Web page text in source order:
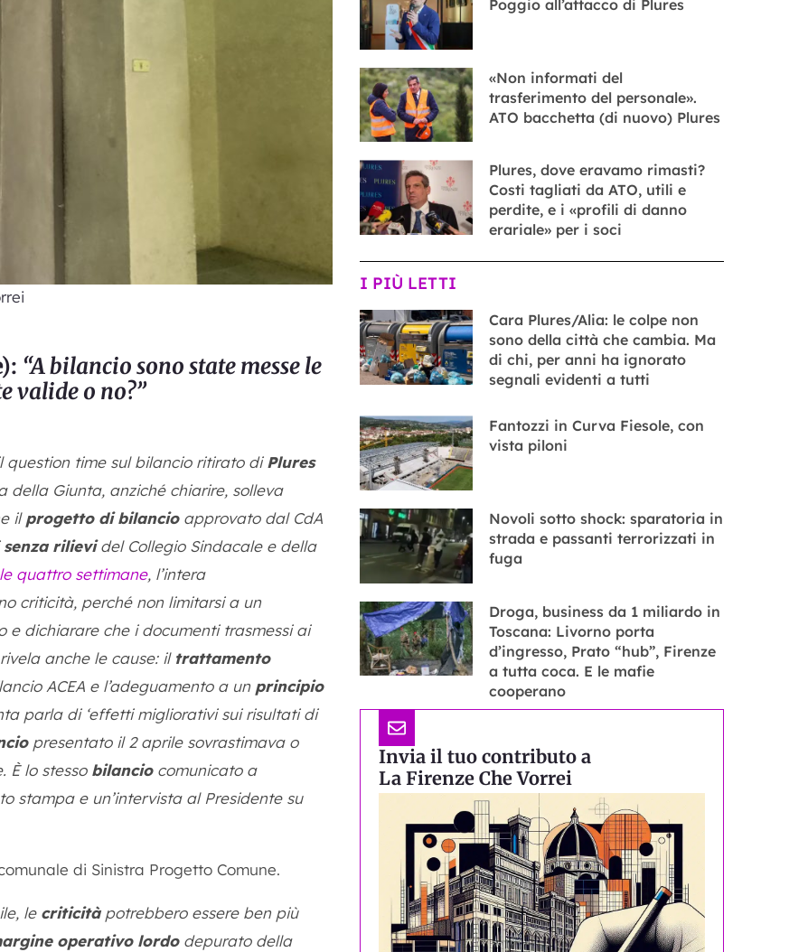
“A bilancio sono state messe le
valide o no?”
time sul bilancio ritirato diPlures
della Giunta, anziché chiarire, solleva
ilprogetto di bilancioapprovato dal CdA
senza rilievidel Collegio Sindacale e della
quattro settimane, l’intera
criticità, perché non limitarsi a un
e dichiarare che i documenti trasmessi ai
anche le cause: il trattamento
ACEA e l’adeguamento a un principio
parla di ‘effetti migliorativi sui risultati di
presentato il 2 aprile sovrastimava o
È lo stesso bilanciocomunicato a
stampa e un’intervista al Presidente su
di Sinistra Progetto Comune.
le criticitàpotrebbero essere ben più
operativo lordodepurato della
Poggio all’attacco di Plures
«Non informati del
trasferimento del personale».
ATO bacchetta (di nuovo) Plures
Plures, dove eravamo rimasti?
Costi tagliati da ATO, utili e
perdite, e i «profili di danno
erariale» per i soci
I PIÙ LETTI
Cara Plures/Alia: le colpe non
sono della città che cambia. Ma
di chi, per anni ha ignorato
segnali evidenti a tutti
Fantozzi in Curva Fiesole, con
vista piloni
Novoli sotto shock: sparatoria in
strada e passanti terrorizzati in
fuga
Droga, business da 1 miliardo in
Toscana: Livorno porta
d’ingresso, Prato “hub”, Firenze
a tutta coca. E le mafie
cooperano
Invia il tuo contributo a
La Firenze Che Vorrei